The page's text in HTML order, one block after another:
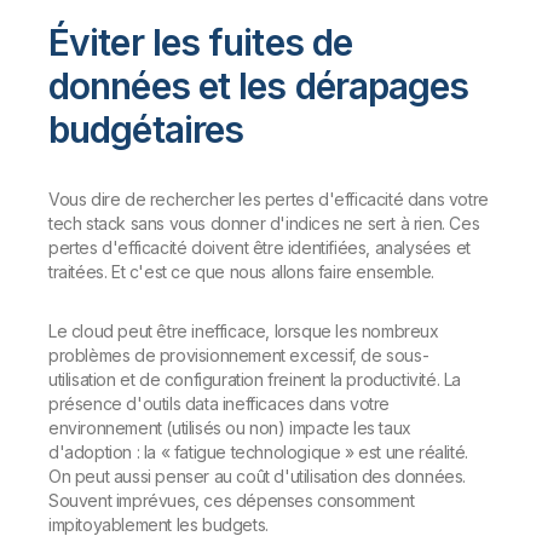
Éviter les fuites de
données et les dérapages
budgétaires
Vous dire de rechercher les pertes d'efficacité dans votre
tech stack sans vous donner d'indices ne sert à rien. Ces
pertes d'efficacité doivent être identifiées, analysées et
traitées. Et c'est ce que nous allons faire ensemble.
Le cloud peut être inefficace, lorsque les nombreux
problèmes de provisionnement excessif, de sous-
utilisation et de configuration freinent la productivité. La
présence d'outils data inefficaces dans votre
environnement (utilisés ou non) impacte les taux
d'adoption : la « fatigue technologique » est une réalité.
On peut aussi penser au coût d'utilisation des données.
Souvent imprévues, ces dépenses consomment
impitoyablement les budgets.